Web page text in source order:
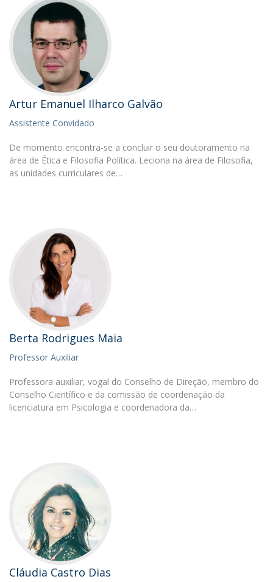
Artur Emanuel Ilharco Galvão
Assistente Convidado
De momento encontra-se a concluir o seu doutoramento na
área de Ética e Filosofia Política. Leciona na área de Filosofia,
as unidades curriculares de…
Berta Rodrigues Maia
Professor Auxiliar
Professora auxiliar, vogal do Conselho de Direção, membro do
Conselho Científico e da comissão de coordenação da
licenciatura em Psicologia e coordenadora da…
Cláudia Castro Dias